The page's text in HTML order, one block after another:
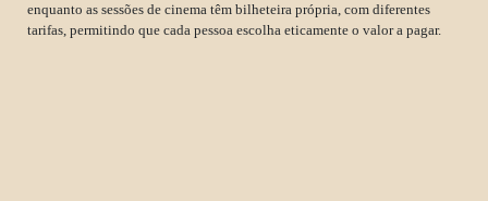
enquanto as sessões de cinema têm bilheteira própria, com diferentes
tarifas, permitindo que cada pessoa escolha eticamente o valor a pagar.